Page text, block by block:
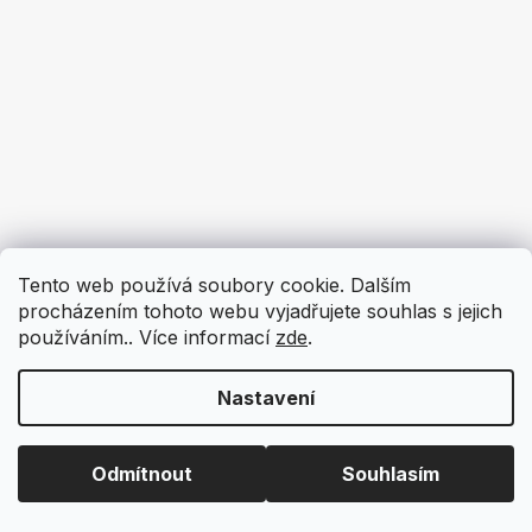
Tento web používá soubory cookie. Dalším
procházením tohoto webu vyjadřujete souhlas s jejich
používáním.. Více informací zde.
Nastavení
Odmítnout Souhlasím